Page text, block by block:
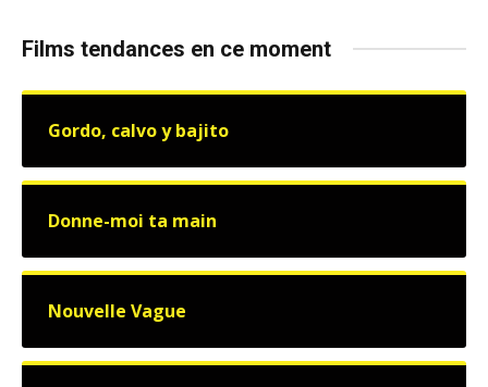
Films tendances en ce moment
Gordo, calvo y bajito
Donne-moi ta main
Nouvelle Vague